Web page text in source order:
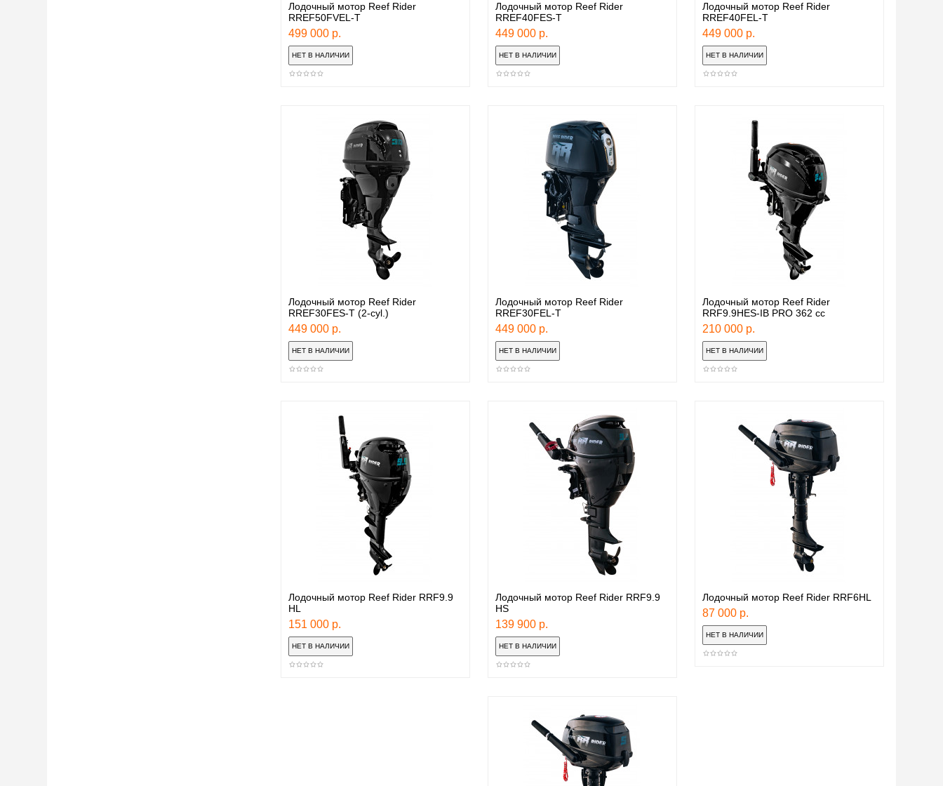
Лодочный мотор Reef Rider
RREF50FVEL-T
499 000 р.
Лодочный мотор Reef Rider
RREF40FES-T
449 000 р.
Лодочный мотор Reef Rider
RREF40FEL-T
449 000 р.
Лодочный мотор Reef Rider
RREF30FES-T (2-cyl.)
449 000 р.
Лодочный мотор Reef Rider
RREF30FEL-T
449 000 р.
Лодочный мотор Reef Rider
RRF9.9HES-IB PRO 362 сс
210 000 р.
Лодочный мотор Reef Rider RRF9.9
HL
151 000 р.
Лодочный мотор Reef Rider RRF9.9
HS
139 900 р.
Лодочный мотор Reef Rider RRF6HL
87 000 р.